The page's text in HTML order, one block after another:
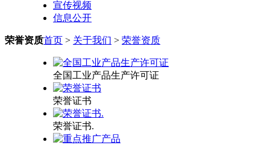
宣传视频
信息公开
荣誉资质首页 > 关于我们 > 荣誉资质
全国工业产品生产许可证
荣誉证书
荣誉证书.